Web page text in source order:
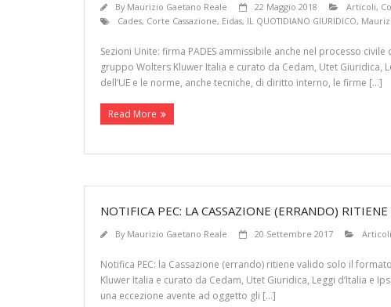
By Maurizio Gaetano Reale 22 Maggio 2018 Articoli,
Cades, Corte Cassazione, Eidas, IL QUOTIDIANO GIURIDICO,
Sezioni Unite: firma PADES ammissibile anche nel processo
gruppo Wolters Kluwer Italia e curato da Cedam, Utet Giuridica,
dell’UE e le norme, anche tecniche, di diritto interno, le firme […]
Read More
NOTIFICA PEC: LA CASSAZIONE (ERRANDO)
By Maurizio Gaetano Reale 20 Settembre 2017 Articoli
Notifica PEC: la Cassazione (errando) ritiene valido solo il
Kluwer Italia e curato da Cedam, Utet Giuridica, Leggi d’Italia e
una eccezione avente ad oggetto gli […]